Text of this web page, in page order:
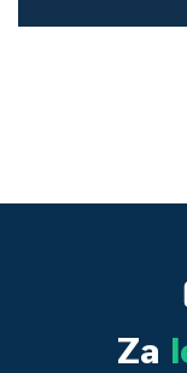
Za